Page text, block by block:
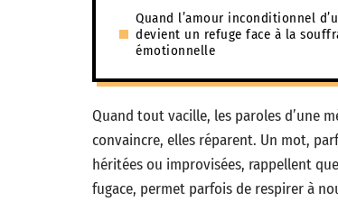
Quand l’amour inconditionnel
devient un refuge face à la
émotionnelle
Quand tout vacille, les paroles d’une
convaincre, elles réparent. Un mot,
héritées ou improvisées, rappellent
fugace, permet parfois de respirer à